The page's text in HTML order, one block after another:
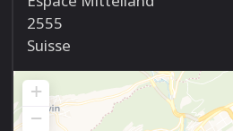
2555
Suisse
+
−